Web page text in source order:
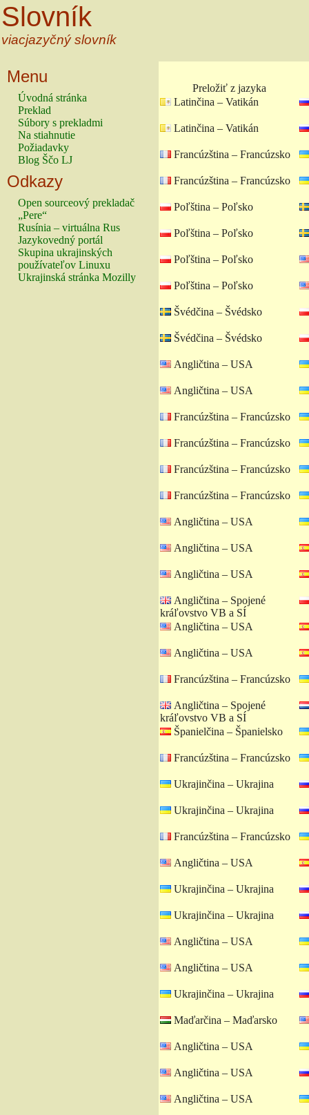
Slovník
viacjazyčný slovník
Menu
Úvodná stránka
Preklad
Súbory s prekladmi
Na stiahnutie
Požiadavky
Blog Ščo LJ
Odkazy
Open sourceový prekladač
„Pere“
Rusínia – virtuálna Rus
Jazykovedný portál
Skupina ukrajinských
používateľov Linuxu
Ukrajinská stránka Mozilly
Preložiť z jazyka
Latinčina – Vatikán
Latinčina – Vatikán
Francúzština – Francúzsko
Francúzština – Francúzsko
Poľština – Poľsko
Poľština – Poľsko
Poľština – Poľsko
Poľština – Poľsko
Švédčina – Švédsko
Švédčina – Švédsko
Angličtina – USA
Angličtina – USA
Francúzština – Francúzsko
Francúzština – Francúzsko
Francúzština – Francúzsko
Francúzština – Francúzsko
Angličtina – USA
Angličtina – USA
Angličtina – USA
Angličtina – Spojené
kráľovstvo VB a SÍ
Angličtina – USA
Angličtina – USA
Francúzština – Francúzsko
Angličtina – Spojené
kráľovstvo VB a SÍ
Španielčina – Španielsko
Francúzština – Francúzsko
Ukrajinčina – Ukrajina
Ukrajinčina – Ukrajina
Francúzština – Francúzsko
Angličtina – USA
Ukrajinčina – Ukrajina
Ukrajinčina – Ukrajina
Angličtina – USA
Angličtina – USA
Ukrajinčina – Ukrajina
Maďarčina – Maďarsko
Angličtina – USA
Angličtina – USA
Angličtina – USA